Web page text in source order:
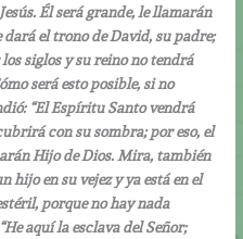
Él será grande, le llamarán
el trono de David, su padre;
siglos y su reino no tendrá
será esto posible, si no
“El Espíritu Santo vendrá
con su sombra; por eso, el
Hijo de Dios. Mira, también
hijo en su vejez y ya está en el
porque no hay nada
aquí la esclava del Señor;